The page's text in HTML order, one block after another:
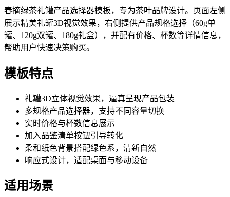
春摘绿茶礼罐产品选择器模板，专为茶叶品牌设计。页面左侧
展示精美礼罐3D视觉效果，右侧提供产品规格选择（60g单
罐、120g双罐、180g礼盒），并配有价格、杯数等详情信息，
帮助用户快速决策购买。
模板特点
礼罐3D立体视觉效果，逼真呈现产品包装
多规格产品选择器，支持不同容量切换
实时价格与杯数信息展示
加入品鉴清单按钮引导转化
柔和纸色背景搭配绿色系，清新自然
响应式设计，适配桌面与移动设备
适用场景